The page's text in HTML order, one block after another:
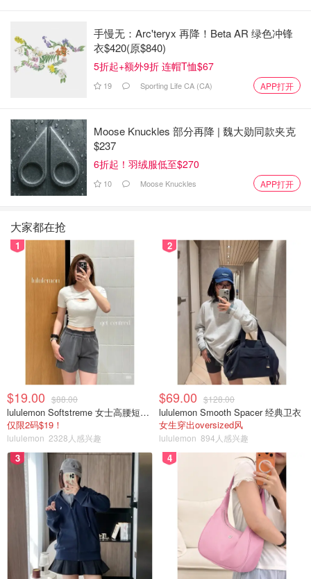
手慢无：Arc'teryx 再降！Beta AR 绿色冲锋
衣$420(原$840)
5折起+额外9折 连帽T恤$67
19 Sporting Life CA (CA) APP打开
Moose Knuckles 部分再降 | 魏大勋同款夹克
$237
6折起！羽绒服低至$270
10 Moose Knuckles APP打开
大家都在抢
1
$19.00 $88.00
lululemon Softstreme 女士高腰短裤 10cm
仅限2码$19！
lululemon 2328人感兴趣
2
$69.00 $128.00
lululemon Smooth Spacer 经典卫衣
女生穿出oversized风
lululemon 894人感兴趣
3 4